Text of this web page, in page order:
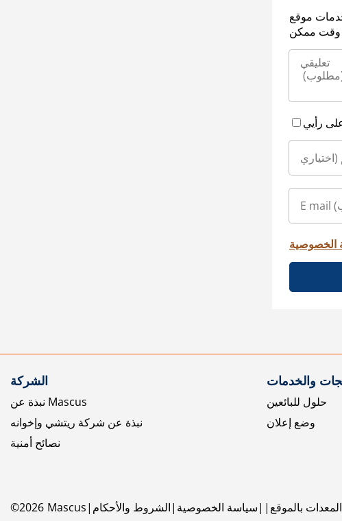
موقع
الخصوصية
الشركة
نبذة عن Mascus
نبذة عن شركة ريتشي وإخوانه
نصائح أمنية
والخدمات
حلول للبائعين
وضع إعلان
©2026 Mascus الشروط والأحكام سياسة الخصوصية بالموقع